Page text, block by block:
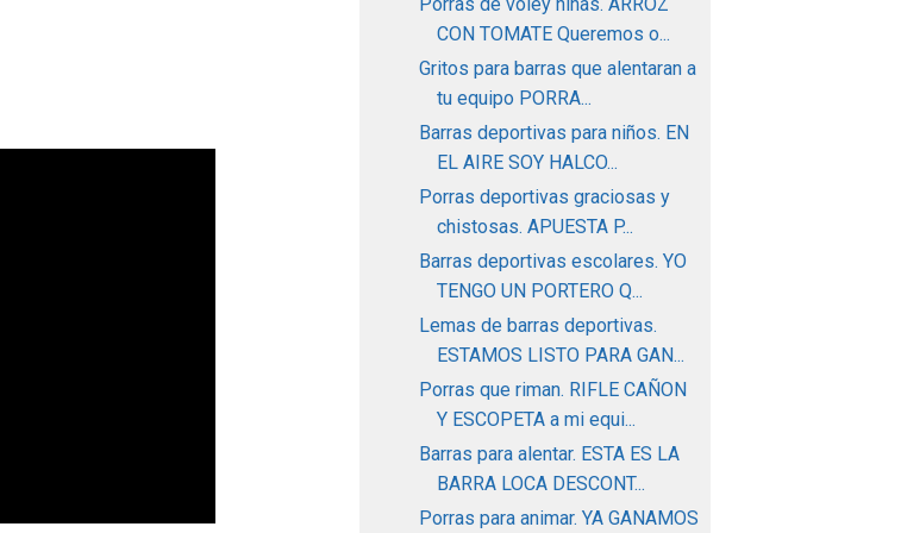
CON TOMATE Queremos o...
Gritos para barras que alentaran a
tu equipo PORRA...
Barras deportivas para niños. EN
EL AIRE SOY HALCO...
Porras deportivas graciosas y
chistosas. APUESTA P...
Barras deportivas escolares. YO
TENGO UN PORTERO Q...
Lemas de barras deportivas.
ESTAMOS LISTO PARA GAN...
Porras que riman. RIFLE CAÑON
Y ESCOPETA a mi equi...
Barras para alentar. ESTA ES LA
BARRA LOCA DESCONT...
Porras para animar. YA GANAMOS